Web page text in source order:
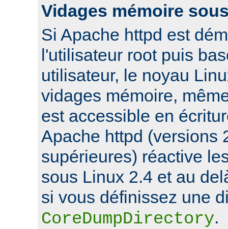
Vidages mémoire
Si Apache httpd est
l'utilisateur root puis
utilisateur, le noyau
vidages mémoire,
est accessible en
Apache httpd (versions
supérieures) réactive
sous Linux 2.4 et au
si vous définissez une
CoreDumpDirectory.